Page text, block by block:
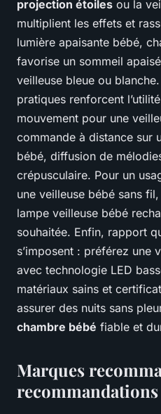
projection étoiles ou la
multiplient les effets et
lumière apaisante bébé,
favorise un sommeil
veilleuse bleue ou
pratiques renforcent
mouvement pour une
commande à distance sur
bébé, diffusion de
crépusculaire. Pour un
une veilleuse bébé sans
lampe veilleuse bébé
souhaitée. Enfin, rapport
s’imposent : préférez une
avec technologie LED
matériaux sains et
assurer des nuits sans
chambre bébé fiable et
Marques
recommandations